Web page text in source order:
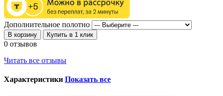
Дополнительное полотно
В корзину Купить в 1 клик
0 отзывов
Читать все отзывы
Характеристики Показать все